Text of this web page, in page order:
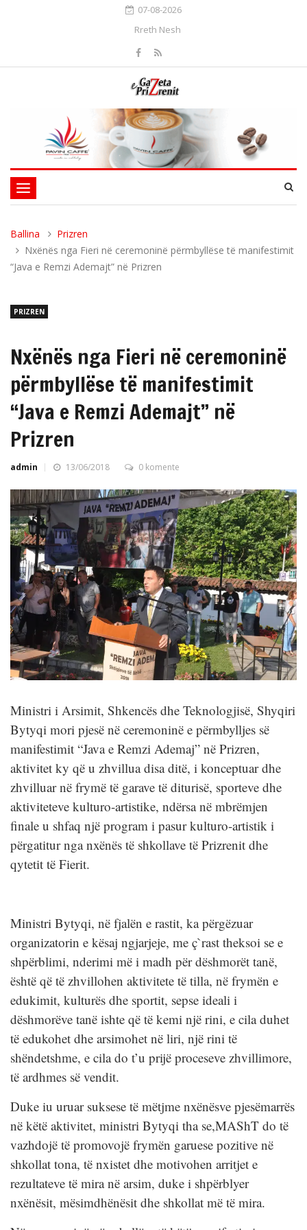
07-08-2026
Rreth Nesh
Toggle
navigation
Ballina
Prizren
Nxënës nga Fieri në ceremoninë përmbyllëse të manifestimit
“Java e Remzi Ademajt” në Prizren
PRIZREN
Nxënës nga Fieri në ceremoninë
përmbyllëse të manifestimit
“Java e Remzi Ademajt” në
Prizren
admin 13/06/2018 0 komente
Ministri i Arsimit, Shkencës dhe Teknologjisë, Shyqiri
Bytyqi mori pjesë në ceremoninë e përmbylljes së
manifestimit “Java e Remzi Ademaj” në Prizren,
aktivitet ky që u zhvillua disa ditë, i konceptuar dhe
zhvilluar në frymë të garave të diturisë, sporteve dhe
aktiviteteve kulturo-artistike, ndërsa në mbrëmjen
finale u shfaq një program i pasur kulturo-artistik i
përgatitur nga nxënës të shkollave të Prizrenit dhe
qytetit të Fierit.
Ministri Bytyqi, në fjalën e rastit, ka përgëzuar
organizatorin e kësaj ngjarjeje, me ç`rast theksoi se e
shpërblimi, nderimi më i madh për dëshmorët tanë,
është që të zhvillohen aktivitete të tilla, në frymën e
edukimit, kulturës dhe sportit, sepse ideali i
dëshmorëve tanë ishte që të kemi një rini, e cila duhet
të edukohet dhe arsimohet në liri, një rini të
shëndetshme, e cila do t’u prijë proceseve zhvillimore,
të ardhmes së vendit.
Duke iu uruar suksese të mëtjme nxënësve pjesëmarrës
në këtë aktivitet, ministri Bytyqi tha se,MAShT do të
vazhdojë të promovojë frymën garuese pozitive në
shkollat tona, të nxistet dhe motivohen arritjet e
rezultateve të mira në arsim, duke i shpërblyer
nxënësit, mësimdhënësit dhe shkollat më të mira.